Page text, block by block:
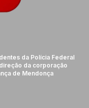
da Polícia Federal
da corporação
de Mendonça